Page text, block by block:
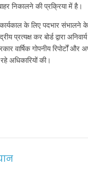
निकालने की प्रक्रिया में है।
के लिए पदभार
प्रत्यक्ष कर बोर्ड द्वारा
वार्षिक गोपनीय रिपोर्टों
अधिकारियों की।